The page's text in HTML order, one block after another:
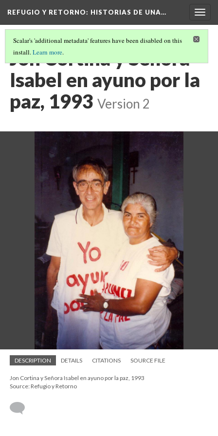
REFUGIO Y RETORNO: HISTORIAS DE UNA…
Scalar's 'additional metadata' features have been disabled on this
install.Learn more.
Jon Cortina y Señora
Isabel en ayuno por la
paz, 1993 Version 2
DESCRIPTION DETAILS CITATIONS SOURCE FILE
Jon Cortina y Señora Isabel en ayuno por la paz, 1993
Source: Refugio y Retorno